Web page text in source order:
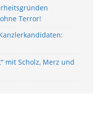
Terror!
mit Scholz, Merz und